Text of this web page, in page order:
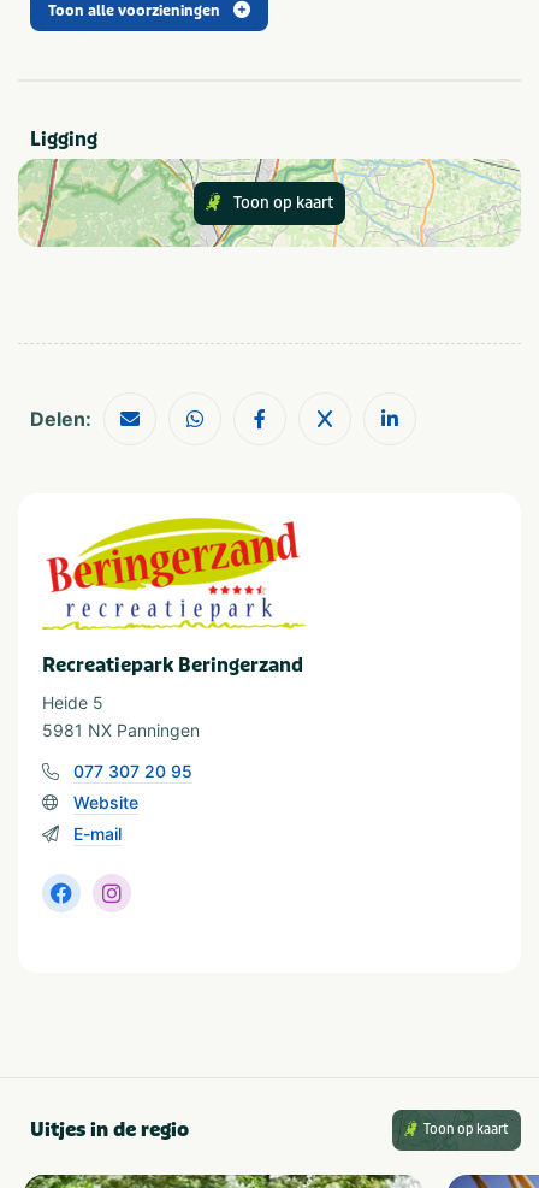
Zakelijk
Type
Balsporten
Vlotvaren
VeBON gecertificeerd
Nee
Provincie(s) en streek
Toon alle voorzieningen
Ligging
Toon op kaart
Delen:
Recreatiepark Beringerzand
Heide 5
5981 NX Panningen
077 307 20 95
Website
E-mail
Uitjes in de regio Toon op kaart